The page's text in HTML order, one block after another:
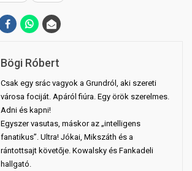
Bögi Róbert
Csak egy srác vagyok a Grundról, aki szereti
városa fociját. Apáról fiúra. Egy örök szerelmes.
Adni és kapni!
Egyszer vasutas, máskor az „intelligens
fanatikus”. Ultra! Jókai, Mikszáth és a
rántottsajt követője. Kowalsky és Fankadeli
hallgató.